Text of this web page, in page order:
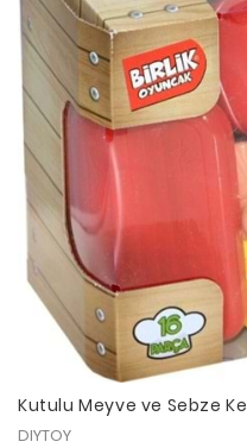
Kutulu Meyve ve Sebze
DIYTOY